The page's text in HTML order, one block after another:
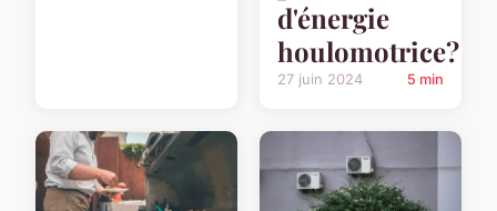
d'énergie
houlomotrice?
27 juin 2024 5 min